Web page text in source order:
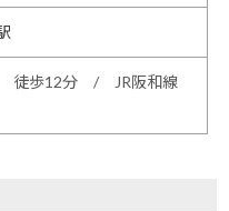
徒歩12分 / JR阪和線